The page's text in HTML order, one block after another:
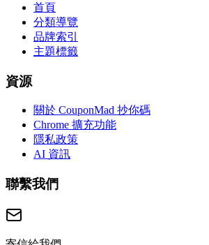
首頁
分類導覽
品牌索引
主題標籤
資源
關於 CouponMad 抄你碼
Chrome 擴充功能
隱私政策
AI 資訊
聯繫我們